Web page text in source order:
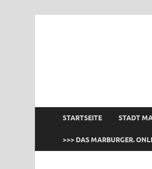
STARTSEITE STADT
>>> DAS MARBURGER.